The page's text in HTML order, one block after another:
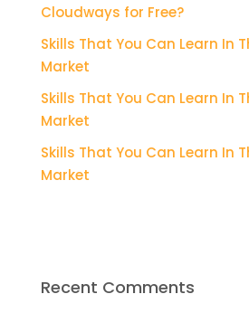
Cloudways for Free?
Skills That You Can Learn In
Market
Skills That You Can Learn In
Market
Skills That You Can Learn In
Market
Recent Comments